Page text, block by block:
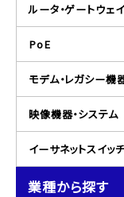
ルータ・ゲートウェイ
PoE
モデム・レガシー機
映像機器・システム
イーサネットスイッ
業種から探す